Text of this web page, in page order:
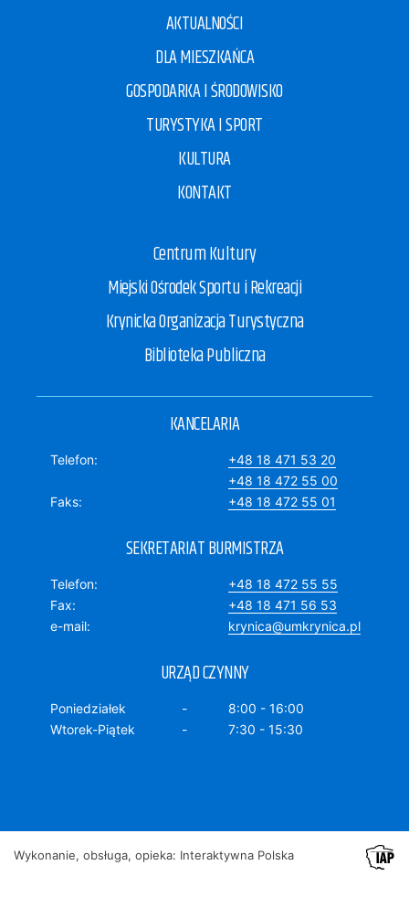
AKTUALNOŚCI
DLA MIESZKAŃCA
GOSPODARKA I ŚRODOWISKO
TURYSTYKA I SPORT
KULTURA
KONTAKT
Centrum Kultury
Miejski Ośrodek Sportu i Rekreacji
Krynicka Organizacja Turystyczna
Biblioteka Publiczna
KANCELARIA
Telefon
+48 18 471 53 20
+48 18 472 55 00
Faks
+48 18 472 55 01
SEKRETARIAT BURMISTRZA
Telefon
+48 18 472 55 55
Fax
+48 18 471 56 53
e-mail
krynica@umkrynica.pl
URZĄD CZYNNY
Poniedziałek
8:00 - 16:00
Wtorek-Piątek
7:30 - 15:30
Wykonanie, obsługa, opieka: Interaktywna Polska